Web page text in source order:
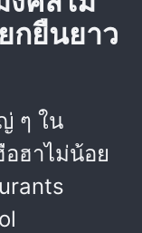
กยืนยาว
ๆ ใน
ฮาไม่น้อย